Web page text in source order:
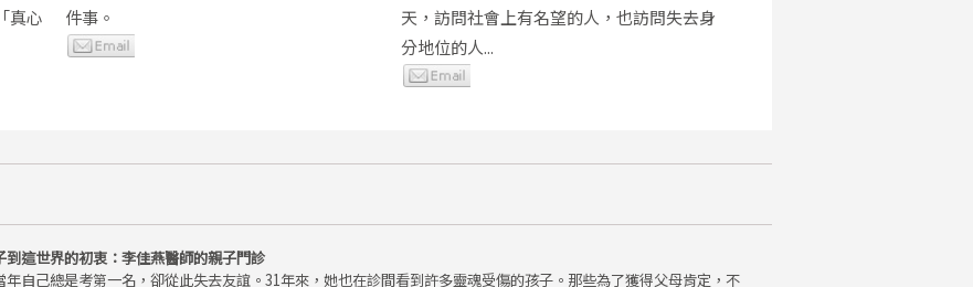
真心
件事。
天，訪問社會上有名望的人，也訪問失去身
分地位的人...
到這世界的初衷：李佳燕醫師的親子門診
年自己總是考第一名，卻從此失去友誼。31年來，她也在診間看到許多靈魂受傷的孩子。那些為了獲得父母肯定，不